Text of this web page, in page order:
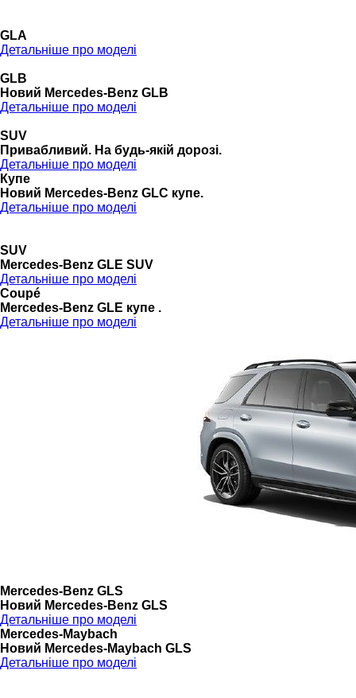
GLA
Детальніше про моделі
GLB
Новий Mercedes-Benz GLB
Детальніше про моделі
SUV
Привабливий. На будь-якій дорозі.
Детальніше про моделі
Купе
Новий Mercedes-Benz GLС купе.
Детальніше про моделі
SUV
Mercedes-Benz GLE SUV
Детальніше про моделі
Coupé
Mercedes-Benz GLE купе .
Детальніше про моделі
Mercedes-Benz GLS
Новий Mercedes-Benz GLS
Детальніше про моделі
Mercedes-Maybach
Новий Mercedes-Maybach GLS
Детальніше про моделі